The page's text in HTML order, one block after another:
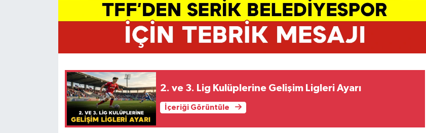
2. ve 3. Lig Kulüplerine Gelişim Ligleri Ayarı
İçeriği Görüntüle